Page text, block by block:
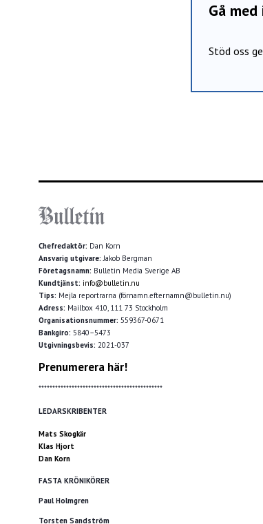
Gå
Stöd oss
Chefredaktör: Dan Korn
Ansvarig utgivare:Jakob Bergman
Företagsnamn: Bulletin Media Sverige AB
Kundtjänst: info@bulletin.nu
Tips: Mejla reportrarna (förnamn.efternamn@bulletin.nu)
Adress: Mailbox 410, 111 73 Stockholm
Organisationsnummer: 559367-0671
Bankgiro: 5840–5473
Utgivningsbevis: 2021-037
Prenumerera här!
*********************************************
LEDARSKRIBENTER
Mats Skogkär
Klas Hjort
Dan Korn
FASTA KRÖNIKÖRER
Paul Holmgren
Torsten Sandström